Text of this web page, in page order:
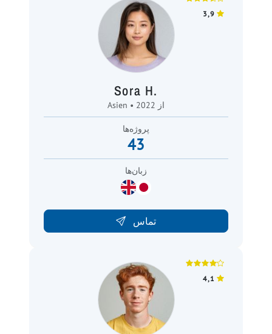
3,9
Sora H.
Asien • از 2022
پروژه‌ها
43
زبان‌ها
تماس
4,1